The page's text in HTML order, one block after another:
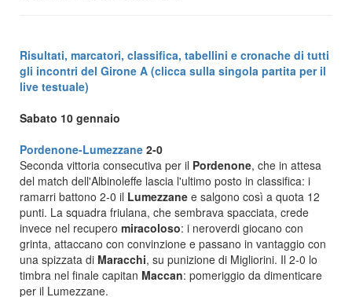
Risultati, marcatori, classifica, tabellini e cronache di tutti
gli incontri del Girone A (clicca sulla singola partita per il
live testuale)
Sabato 10 gennaio
Pordenone-Lumezzane 2-0
Seconda vittoria consecutiva per il Pordenone, che in attesa
del match dell'Albinoleffe lascia l'ultimo posto in classifica: i
ramarri battono 2-0 il Lumezzane e salgono così a quota 12
punti. La squadra friulana, che sembrava spacciata, crede
invece nel recupero miracoloso: i neroverdi giocano con
grinta, attaccano con convinzione e passano in vantaggio con
una spizzata di Maracchi, su punizione di Migliorini. Il 2-0 lo
timbra nel finale capitan Maccan: pomeriggio da dimenticare
per il Lumezzane.